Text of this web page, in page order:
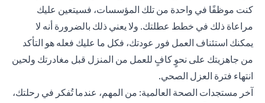
كنت موظفًا في واحدة من تلك المؤسسات، فسيتعين عليك
مراعاة ذلك في خطط عطلتك. ولا يعني ذلك بالضرورة أنه لا
يمكنك استئناف العمل فور عودتك، فكل ما عليك فعله هو التأكد
من جاهزيتك على نحوٍ كافٍ للعمل من المنزل قبل مغادرتك ولحين
انتهاء فترة العزل الصحي.
آخر مستجدات الصحة العالمية: من المهم، عندما تُفكر في رحلتك،